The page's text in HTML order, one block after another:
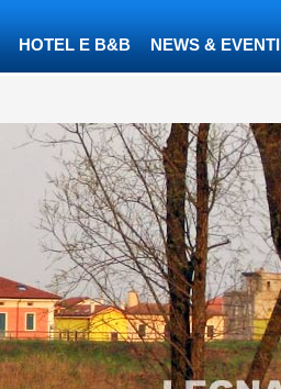
HOTEL E B&B NEWS & EVENTI